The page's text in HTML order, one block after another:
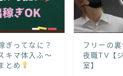
ぎってなに？
キマ体入ふ〜
とめ
フリーの
夜職TV【
室】